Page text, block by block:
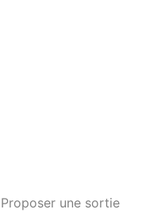
Proposer une sortie